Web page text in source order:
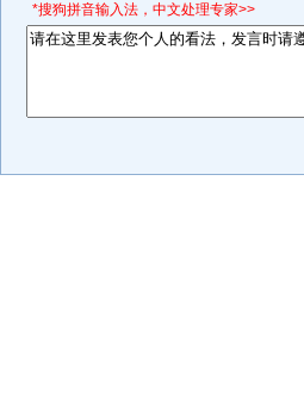
*搜狗拼音输入法，中文处理专家>>